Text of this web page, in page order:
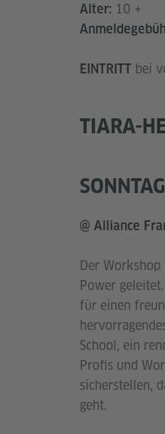
Alter: 10 +
EINTRITT bei
TIARA-
@ Alliance
Der
Power
für einen
School, ein
Profis und
sicherstellen,
geht.